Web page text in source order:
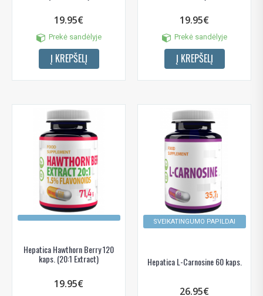
19.95€
Prekė sandėlyje
Į KREPŠELĮ
19.95€
Prekė sandėlyje
Į KREPŠELĮ
Hepatica Hawthorn Berry 120
kaps. (20:1 Extract)
19.95€
SVEIKATINGUMO PAPILDAI
Hepatica L-Carnosine 60 kaps.
26.95€